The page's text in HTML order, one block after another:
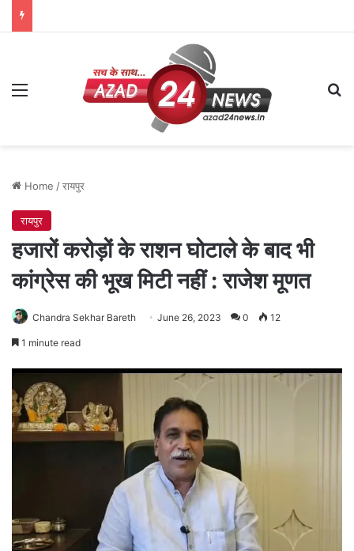
Menu
Home /रायपुर
रायपुर
हजारों करोड़ों के राशन घोटाले के बाद भी
कांग्रेस की भूख मिटी नहीं : राजेश मूणत
Chandra Sekhar Bareth June 26, 2023 0 12
1 minute read